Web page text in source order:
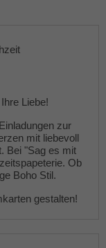
Liebe!
Einladungen zur
mit liebevoll
. Bei "Sag es mit
. Ob
Boho Stil.
gestalten!